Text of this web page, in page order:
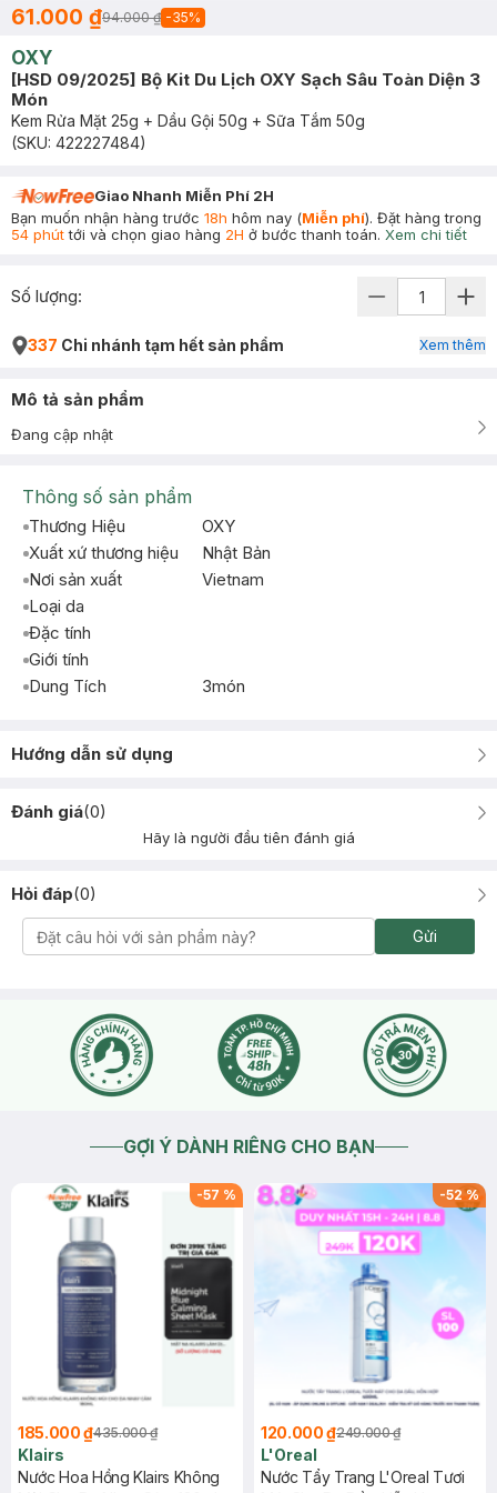
61.000 ₫94.000 ₫ -35%
OXY
[HSD 09/2025] Bộ Kit Du Lịch OXY Sạch Sâu Toàn Diện 3
Món
Kem Rửa Mặt 25g + Dầu Gội 50g + Sữa Tắm 50g
(SKU: 422227484)
Giao Nhanh Miễn Phí 2H
Bạn muốn nhận hàng trước 18h hôm nay (Miễn phí). Đặt hàng trong
54 phúttới và chọn giao hàng 2H ở bước thanh toán. Xem chi tiết
Số lượng:
337 Chi nhánh tạm hết sản phẩm Xem thêm
Mô tả sản phẩm
Đang cập nhật
Thông số sản phẩm
Thương Hiệu
OXY
Xuất xứ thương hiệu
Nhật Bản
Nơi sản xuất
Vietnam
Loại da
Đặc tính
Giới tính
Dung Tích
3món
Hướng dẫn sử dụng
Đánh giá(0)
Hãy là người đầu tiên đánh giá
Hỏi đáp(0)
Gửi
GỢI Ý DÀNH RIÊNG CHO BẠN
-57 %
185.000 ₫435.000 ₫
Klairs
Nước Hoa Hồng Klairs Không
-52%
120.000 ₫249.000 ₫
L'Oreal
Nước Tẩy Trang L'Oreal Tươi